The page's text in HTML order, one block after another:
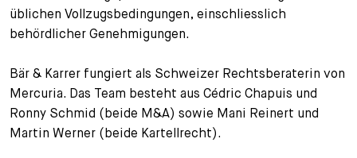
üblichen Vollzugsbedingungen, einschliesslich
behördlicher Genehmigungen.
Bär & Karrer fungiert als Schweizer Rechtsberaterin von
Mercuria. Das Team besteht aus Cédric Chapuis und
Ronny Schmid (beide M&A) sowie Mani Reinert und
Martin Werner (beide Kartellrecht).